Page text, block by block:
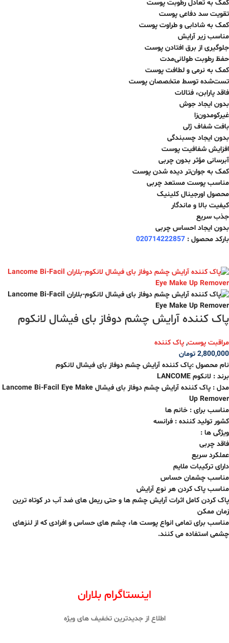
کمک به تعادل رطوبت پوست
تقویت سد دفاعی پوست
کمک به شادابی و طراوت پوست
مناسب زیر آرایش
جلوگیری از برق افتادن پوست
حفظ رطوبت طولانی‌مدت
کمک به نرمی و لطافت پوست
تست‌شده توسط متخصصان پوست
فاقد پارابن، فتالات
بدون ایجاد جوش
غیرکومدون‌زا
بافت شفاف ژلی
بدون ایجاد چسبندگی
افزایش شفافیت پوست
آبرسانی مؤثر بدون چربی
کمک به جوان‌تر دیده شدن پوست
مناسب پوست مستعد چربی
محصول اورجینال کلینیک
کیفیت بالا و ماندگار
جذب سریع
بدون ایجاد احساس چربی
بارکد محصول : 020714222857
پاک کننده آرایش چشم دوفاز بای فیشال لانکوم
مراقبت پوست, پاک کننده
2,800,000 تومان
نام محصول :پاک کننده آرایش چشم دوفاز بای فیشال لانکوم
برند : لانکوم LANCOME
مدل : پاک کننده آرایش چشم دوفاز بای فیشال Lancome Bi-Facil Eye Make
Up Remover
مناسب برای : خانم ها
کشور تولید کننده : فرانسه
ویژگی ها :
فاقد چربی
عملکرد سریع
دارای ترکیبات ملایم
مناسب چشمان حساس
مناسب پاک کردن هر نوع آرایش
پاک کردن کامل اثرات آرایش چشم ها و حتی ریمل های ضد آب در کوتاه ترین
زمان ممکن
مناسب برای تمامی انواع پوست ها، چشم های حساس و افرادی که از لنزهای
چشمی استفاده می کنند.
اینستاگرام بلاران
اطلاع از جدیدترین تخفیف های ویژه